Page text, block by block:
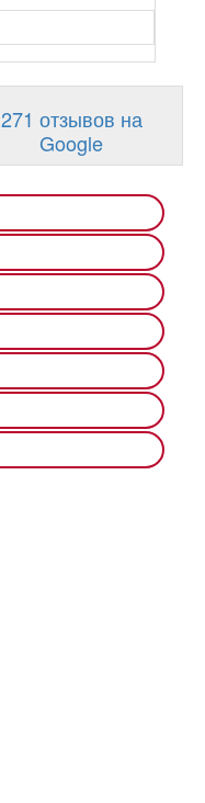
271 отзывов на
Google